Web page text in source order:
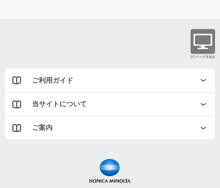
ご利用ガイド
当サイトについて
ご案内